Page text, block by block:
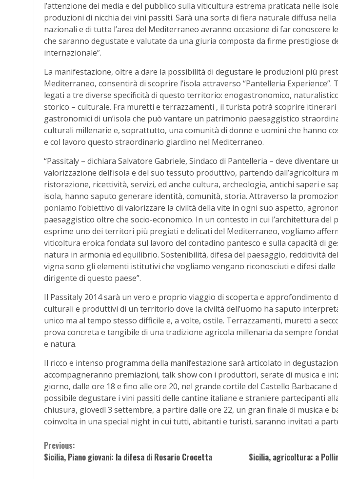
l’attenzione dei media e del pubblico sulla viticultura estrema praticata nelle
produzioni di nicchia dei vini passiti. Sarà una sorta di fiera naturale diffusa
nazionali e di tutta l’area del Mediterraneo avranno occasione di far conoscere
che saranno degustate e valutate da una giuria composta da firme prestigiose
internazionale”.
La manifestazione, oltre a dare la possibilità di degustare le produzioni più
Mediterraneo, consentirà di scoprire l’isola attraverso “Pantelleria
legati a tre diverse specificità di questo territorio: enogastronomico,
storico – culturale. Fra muretti e terrazzamenti , il turista potrà scoprire
gastronomici di un’isola che può vantare un patrimonio paesaggistico
culturali millenarie e, soprattutto, una comunità di donne e uomini che hanno
e col lavoro questo straordinario giardino nel Mediterraneo.
“Passitaly – dichiara Salvatore Gabriele, Sindaco di Pantelleria – deve diventare
valorizzazione dell’isola e del suo tessuto produttivo, partendo dall’agricoltura
ristorazione, ricettività, servizi, ed anche cultura, archeologia, antichi saperi e
isola, hanno saputo generare identità, comunità, storia. Attraverso la
poniamo l’obiettivo di valorizzare la civiltà della vite in ogni suo aspetto,
paesaggistico oltre che socio-economico. In un contesto in cui l’architettura del
esprime uno dei territori più pregiati e delicati del Mediterraneo, vogliamo
viticoltura eroica fondata sul lavoro del contadino pantesco e sulla capacità di
natura in armonia ed equilibrio. Sostenibilità, difesa del paesaggio, redditività
vigna sono gli elementi istitutivi che vogliamo vengano riconosciuti e difesi dalle
dirigente di questo paese”.
Il Passitaly 2014 sarà un vero e proprio viaggio di scoperta e approfondimento
culturali e produttivi di un territorio dove la civiltà dell’uomo ha saputo
unico ma al tempo stesso difficile e, a volte, ostile. Terrazzamenti, muretti a
prova concreta e tangibile di una tradizione agricola millenaria da sempre
e natura.
Il ricco e intenso programma della manifestazione sarà articolato in
accompagneranno premiazioni, talk show con i produttori, serate di musica e
giorno, dalle ore 18 e fino alle ore 20, nel grande cortile del Castello Barbacane
possibile degustare i vini passiti delle cantine italiane e straniere partecipanti
chiusura, giovedì 3 settembre, a partire dalle ore 22, un gran finale di musica e
coinvolta in una special night in cui tutti, abitanti e turisti, saranno invitati a
Continue
Reading
Previous:
Sicilia, Piano giovani: la difesa di Rosario Crocetta
Sicilia, agricoltura: a